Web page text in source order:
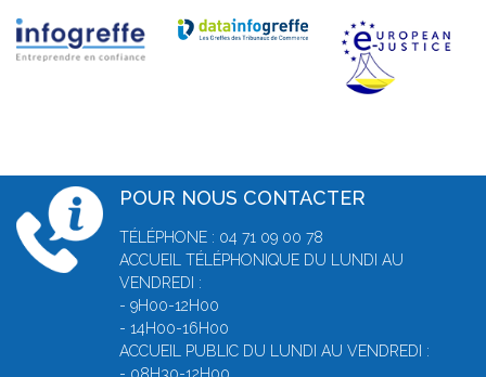
POUR NOUS CONTACTER
TÉLÉPHONE : 04 71 09 00 78
ACCUEIL TÉLÉPHONIQUE DU LUNDI AU
VENDREDI :
- 9H00-12H00
- 14H00-16H00
ACCUEIL PUBLIC DU LUNDI AU VENDREDI :